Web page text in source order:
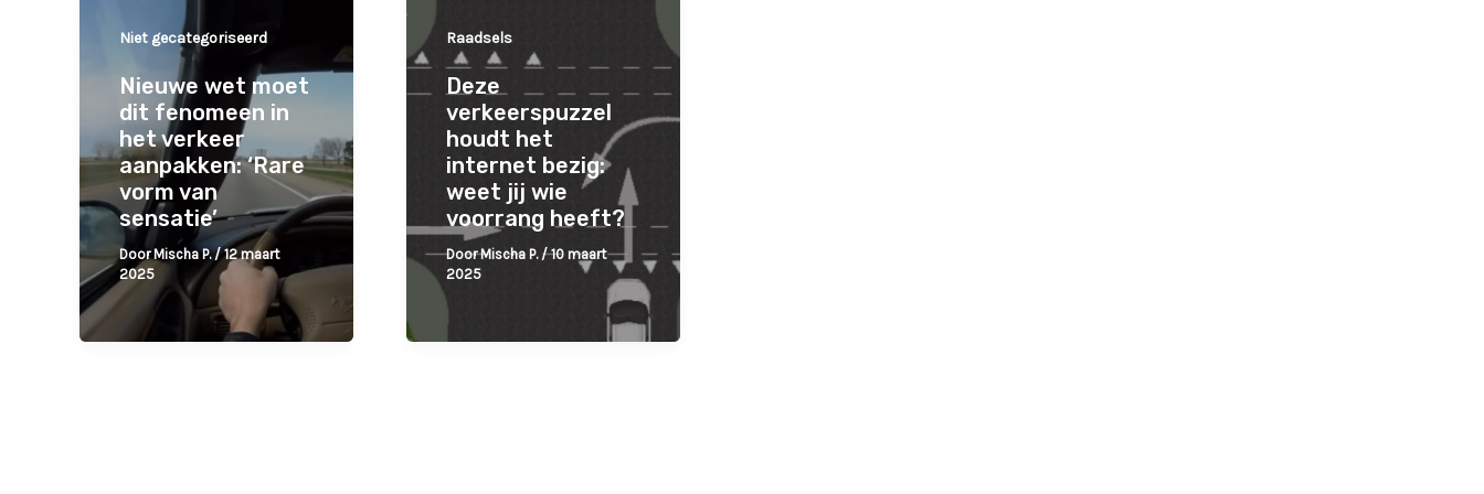
Niet gecategoriseerd
Nieuwe wet moet
dit fenomeen in
het verkeer
aanpakken: ‘Rare
vorm van
sensatie’
DoorMischa P./12 maart
2025
Raadsels
Deze
verkeerspuzzel
houdt het
internet bezig:
weet jij wie
voorrang heeft?
DoorMischa P. /10 maart
2025